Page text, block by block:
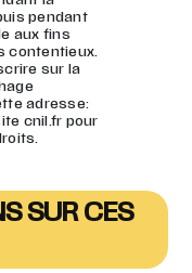
pendant
aux fins
contentieux.
sur la
adresse:
cnil.fr pour
SUR CES